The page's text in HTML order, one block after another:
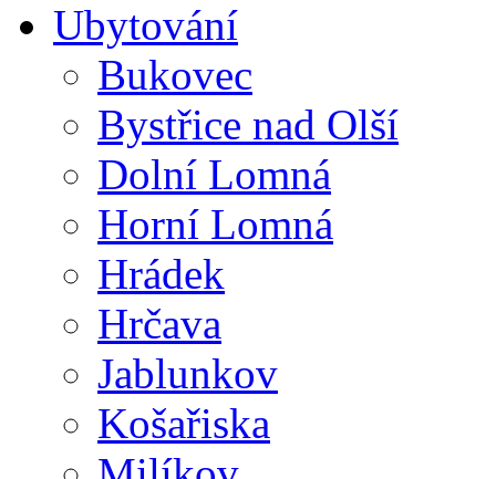
Ubytování
Bukovec
Bystřice nad Olší
Dolní Lomná
Horní Lomná
Hrádek
Hrčava
Jablunkov
Košařiska